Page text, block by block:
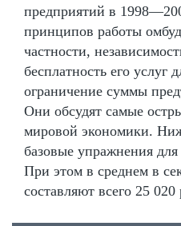
предприятий в
принципов работы
частности,
бесплатность его услуг
ограничение суммы
Они обсудят самые
мировой экономики.
базовые упражнения
При этом в среднем в
составляют всего 25 020